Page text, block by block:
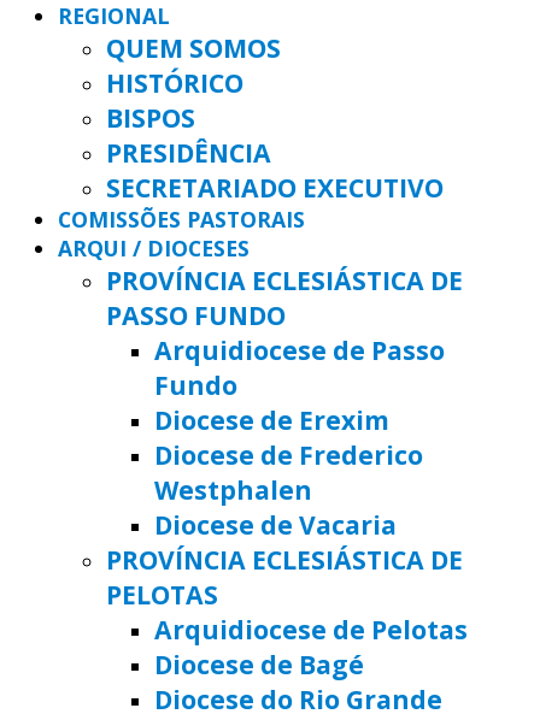
REGIONAL
QUEM SOMOS
HISTÓRICO
BISPOS
PRESIDÊNCIA
SECRETARIADO EXECUTIVO
COMISSÕES PASTORAIS
ARQUI / DIOCESES
PROVÍNCIA ECLESIÁSTICA DE
PASSO FUNDO
Arquidiocese de Passo
Fundo
Diocese de Erexim
Diocese de Frederico
Westphalen
Diocese de Vacaria
PROVÍNCIA ECLESIÁSTICA DE
PELOTAS
Arquidiocese de Pelotas
Diocese de Bagé
Diocese do Rio Grande